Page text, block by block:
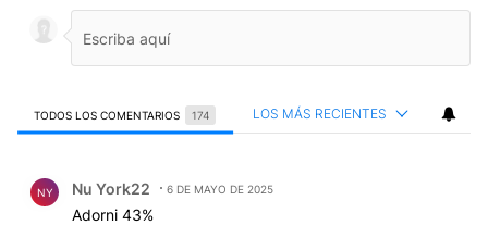
TODOS LOS COMENTARIOS 174 LOS MÁS RECIENTES
NY Nu York22 6 DE MAYO DE 2025
Adorni 43%